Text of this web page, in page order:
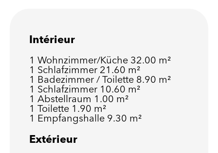
Intérieur
1 Wohnzimmer/Küche 32.00 m²
1 Schlafzimmer 21.60 m²
1 Badezimmer / Toilette 8.90 m²
1 Schlafzimmer 10.60 m²
1 Abstellraum 1.00 m²
1 Toilette 1.90 m²
1 Empfangshalle 9.30 m²
Extérieur